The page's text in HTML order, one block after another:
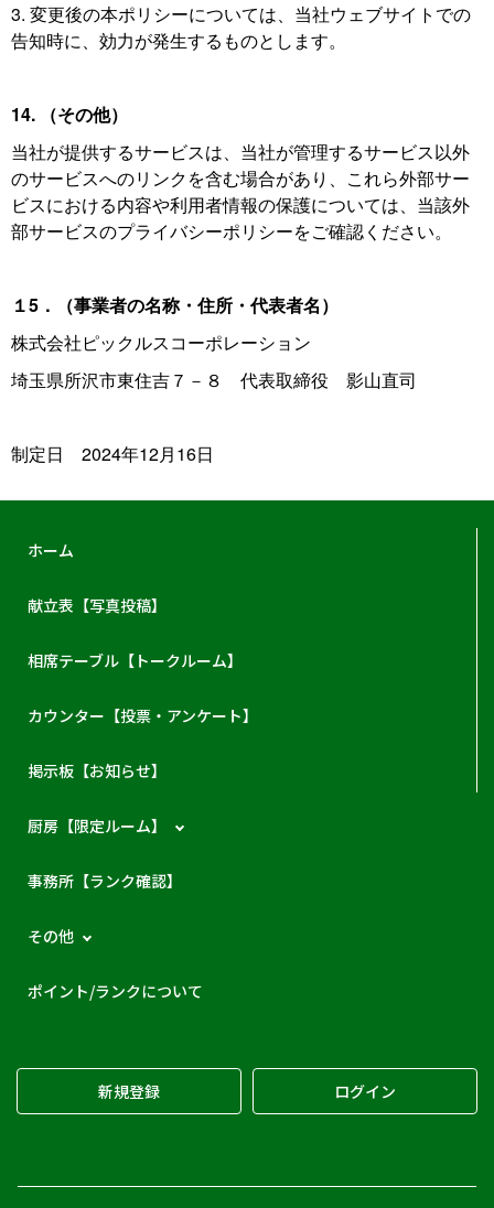
3. 変更後の本ポリシーについては、当社ウェブサイトでの
告知時に、効力が発生するものとします。
14. （その他）
当社が提供するサービスは、当社が管理するサービス以外
のサービスへのリンクを含む場合があり、これら外部サー
ビスにおける内容や利用者情報の保護については、当該外
部サービスのプライバシーポリシーをご確認ください。
１5．（事業者の名称・住所・代表者名）
株式会社ピックルスコーポレーション
埼玉県所沢市東住吉７－８ 代表取締役 影山直司
制定日 2024年12月16日
ホーム
献立表【写真投稿】
相席テーブル【トークルーム】
カウンター【投票・アンケート】
掲示板【お知らせ】
厨房【限定ルーム】
事務所【ランク確認】
その他
ポイント/ランクについて
新規登録 ログイン